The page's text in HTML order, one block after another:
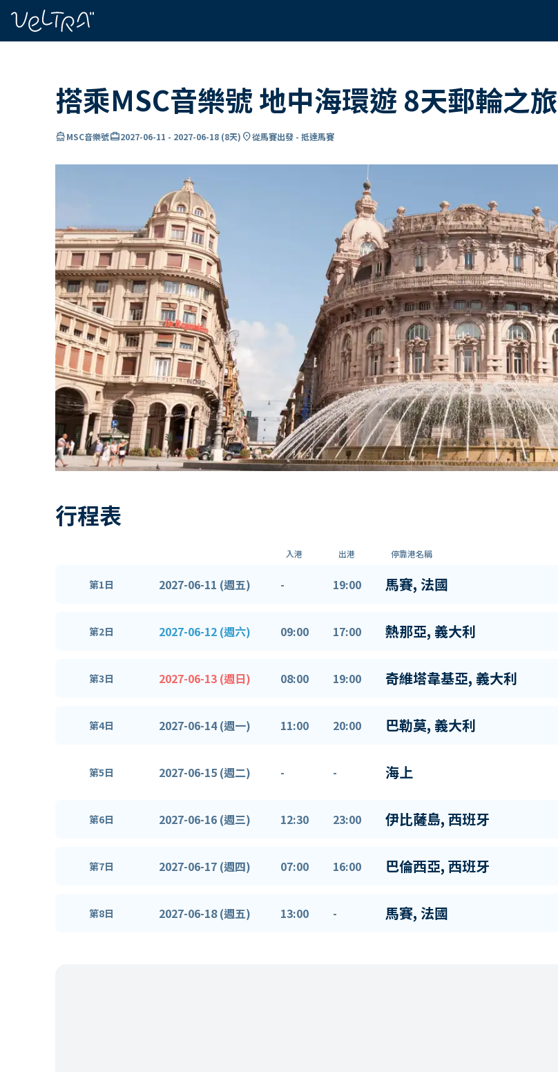
搭乘MSC音樂號 地中海環遊 8天郵輪之旅
directions_boatMSC音樂號card_travel2027-06-11 - 2027-06-18 (8天) location_on從馬賽出發 - 抵達馬賽
行程表
入港 出港 停靠港名稱
第1日 2027-06-11 (週五) - 19:00 馬賽, 法國
第2日 2027-06-12 (週六) 09:00 17:00 熱那亞, 義大利
第3日 2027-06-13 (週日) 08:00 19:00 奇維塔韋基亞, 義大利
第4日 2027-06-14 (週一) 11:00 20:00 巴勒莫, 義大利
第5日 2027-06-15 (週二) - - 海上
第6日 2027-06-16 (週三) 12:30 23:00 伊比薩島, 西班牙
第7日 2027-06-17 (週四) 07:00 16:00 巴倫西亞, 西班牙
第8日 2027-06-18 (週五) 13:00 - 馬賽, 法國